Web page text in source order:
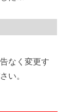
なく変更す
い。